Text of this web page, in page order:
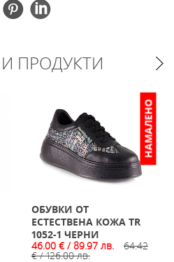
ПРОДУКТИ
НАМАЛЕНО
ОБУВКИ ОТ
ЕСТЕСТВЕНА КОЖА TR
1052-1 ЧЕРНИ
46.00 € / 89.97 лв.
64.42
€ / 126.00 лв.